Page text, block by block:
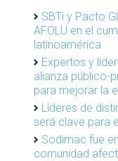
SBTi y Pacto
AFOLU en el
latinoamérica
Expertos y
alianza público-
para mejorar la
Líderes de
será clave para
Sodimac fue
comunidad